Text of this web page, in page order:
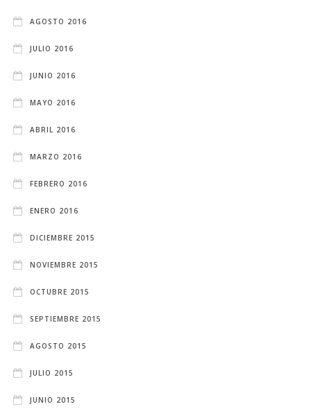
AGOSTO 2016
JULIO 2016
JUNIO 2016
MAYO 2016
ABRIL 2016
MARZO 2016
FEBRERO 2016
ENERO 2016
DICIEMBRE 2015
NOVIEMBRE 2015
OCTUBRE 2015
SEPTIEMBRE 2015
AGOSTO 2015
JULIO 2015
JUNIO 2015